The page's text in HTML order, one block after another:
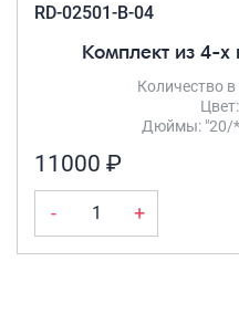
RD-02501-B-04
Комплект из 4-
Количество
Дюймы: "20/
11000 ₽
- +